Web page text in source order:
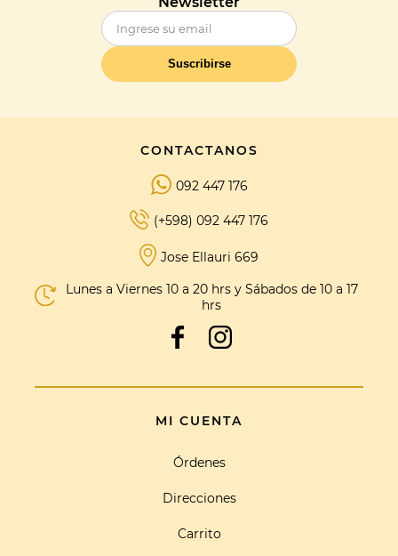
Suscribirse
CONTACTANOS
092 447 176
(+598) 092 447 176
Jose Ellauri 669
Lunes a Viernes 10 a 20 hrs y Sábados de 10 a 17
hrs
MI CUENTA
Órdenes
Direcciones
Carrito